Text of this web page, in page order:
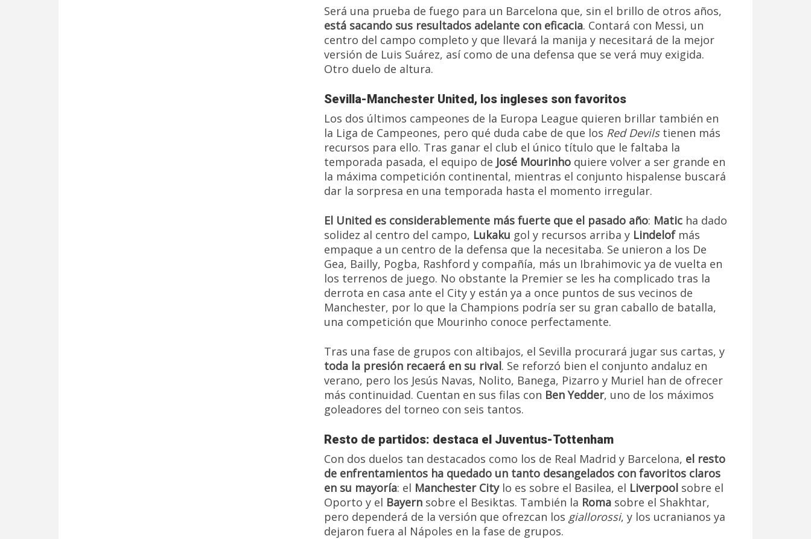
Será una prueba de fuego para un Barcelona que, sin el brillo de otros años,
está sacando sus resultados adelante con eficacia. Contará con Messi, un
centro del campo completo y que llevará la manija y necesitará de la mejor
versión de Luis Suárez, así como de una defensa que se verá muy exigida.
Otro duelo de altura.
Sevilla-Manchester United, los ingleses son favoritos
Los dos últimos campeones de la Europa League quieren brillar también en
la Liga de Campeones, pero qué duda cabe de que los Red Devilstienen más
recursos para ello. Tras ganar el club el único título que le faltaba la
temporada pasada, el equipo de José Mourinho quiere volver a ser grande en
la máxima competición continental, mientras el conjunto hispalense buscará
dar la sorpresa en una temporada hasta el momento irregular.
El United es considerablemente más fuerte que el pasado año: Matic ha dado
solidez al centro del campo, Lukaku gol y recursos arriba y Lindelofmás
empaque a un centro de la defensa que la necesitaba. Se unieron a los De
Gea, Bailly, Pogba, Rashford y compañía, más un Ibrahimovic ya de vuelta en
los terrenos de juego. No obstante la Premier se les ha complicado tras la
derrota en casa ante el City y están ya a once puntos de sus vecinos de
Manchester, por lo que la Champions podría ser su gran caballo de batalla,
una competición que Mourinho conoce perfectamente.
Tras una fase de grupos con altibajos, el Sevilla procurará jugar sus cartas, y
toda la presión recaerá en su rival. Se reforzó bien el conjunto andaluz en
verano, pero los Jesús Navas, Nolito, Banega, Pizarro y Muriel han de ofrecer
más continuidad. Cuentan en sus filas con Ben Yedder, uno de los máximos
goleadores del torneo con seis tantos.
Resto de partidos: destaca el Juventus-Tottenham
Con dos duelos tan destacados como los de Real Madrid y Barcelona, el resto
de enfrentamientos ha quedado un tanto desangelados con favoritos claros
en su mayoría: el Manchester Citylo es sobre el Basilea, el Liverpool sobre el
Oporto y el Bayern sobre el Besiktas. También la Roma sobre el Shakhtar,
pero dependerá de la versión que ofrezcan los giallorossi, y los ucranianos ya
dejaron fuera al Nápoles en la fase de grupos.